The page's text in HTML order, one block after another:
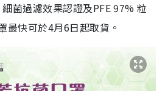
菌過濾效果認證及PFE 97% 粒
最快可於4月6日起取貨。